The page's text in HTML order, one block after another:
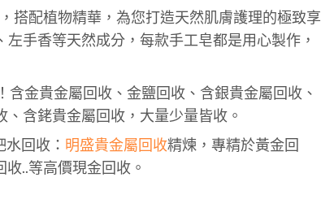
搭配植物精華，為您打造天然肌膚護理的極致享
手香等天然成分，每款手工皂都是用心製作，
金貴金屬回收、金鹽回收、含銀貴金屬回收、
含銠貴金屬回收，大量少量皆收。
回收： 明盛貴金屬回收精煉，專精於黃金回
..等高價現金回收。